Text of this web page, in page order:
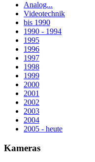
Analog...
Videotechnik
bis 1990
1990 - 1994
1995
1996
1997
1998
1999
2000
2001
2002
2003
2004
2005 - heute
Kameras